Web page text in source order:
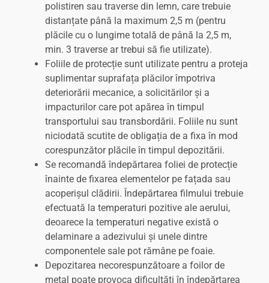
polistiren sau traverse din lemn, care trebuie
distanțate până la maximum 2,5 m (pentru
plăcile cu o lungime totală de până la 2,5 m,
min. 3 traverse ar trebui să fie utilizate).
Foliile de protecție sunt utilizate pentru a proteja
suplimentar suprafața plăcilor împotriva
deteriorării mecanice, a solicitărilor și a
impacturilor care pot apărea în timpul
transportului sau transbordării. Foliile nu sunt
niciodată scutite de obligația de a fixa în mod
corespunzător plăcile în timpul depozitării.
Se recomandă îndepărtarea foliei de protecție
înainte de fixarea elementelor pe fațada sau
acoperișul clădirii. Îndepărtarea filmului trebuie
efectuată la temperaturi pozitive ale aerului,
deoarece la temperaturi negative există o
delaminare a adezivului și unele dintre
componentele sale pot rămâne pe foaie.
Depozitarea necorespunzătoare a foilor de
metal poate provoca dificultăți în îndepărtarea